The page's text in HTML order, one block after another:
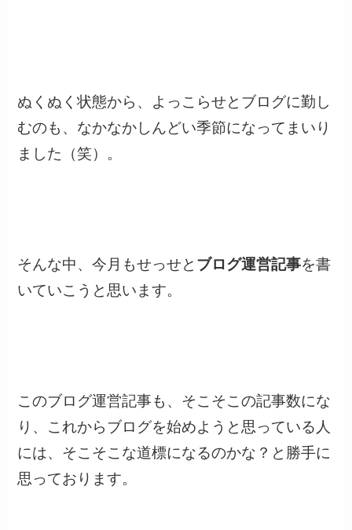
ぬくぬく状態から、よっこらせとブログに勤し
むのも、なかなかしんどい季節になってまいり
ました（笑）。
そんな中、今月もせっせと ブログ運営記事を書
いていこうと思います。
このブログ運営記事も、そこそこの記事数にな
り、これからブログを始めようと思っている人
には、そこそこな道標になるのかな？と勝手に
思っております。